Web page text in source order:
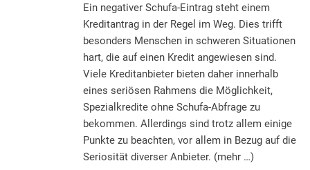
Ein negativer Schufa-Eintrag steht einem
Kreditantrag in der Regel im Weg. Dies trifft
besonders Menschen in schweren Situationen
hart, die auf einen Kredit angewiesen sind.
Viele Kreditanbieter bieten daher innerhalb
eines seriösen Rahmens die Möglichkeit,
Spezialkredite ohne Schufa-Abfrage zu
bekommen. Allerdings sind trotz allem einige
Punkte zu beachten, vor allem in Bezug auf die
Seriosität diverser Anbieter. (mehr …)